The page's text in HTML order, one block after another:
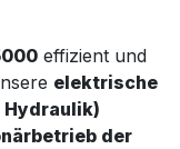
effizient und
elektrische
Hydraulik)
der